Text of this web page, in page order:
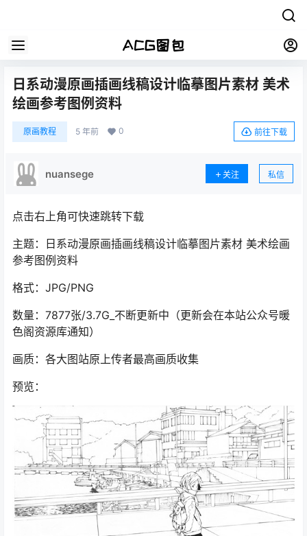
日系动漫原画插画线稿设计临摹图片素材 美术
绘画参考图例资料
原画教程 5 年前 0 前往下载
nuansege 关注 私信
点击右上角可快速跳转下载
主题：日系动漫原画插画线稿设计临摹图片素材 美术绘画
参考图例资料
格式：JPG/PNG
数量：7877张/3.7G_不断更新中（更新会在本站公众号暖
色阁资源库通知）
画质：各大图站原上传者最高画质收集
预览：